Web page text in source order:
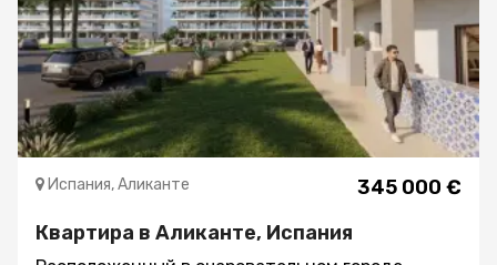
школами, медицинскими центрами,
больницами, супермаркетами и в нескольких
метрах от одного из лучших пляжей Бенидорма.
Общая площадь 70 m2 Количество парковочных
мест 1 6 эт. С лифтом Площадь террасы 12 м2
Расстояние до моря 900 метров I.B.I. (Годовой
налог) € 229
345 000 €
Испания, Аликанте
Квартира в Аликанте, Испания